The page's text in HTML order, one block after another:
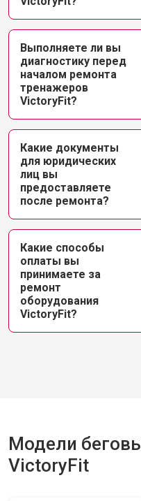
Выполняете ли вы
диагностику перед
началом ремонта
тренажеров
VictoryFit?
Какие документы
для юридических
лиц вы
предоставляете
после ремонта?
Какие способы
оплаты вы
принимаете за
ремонт
оборудования
VictoryFit?
Модели
VictoryFit